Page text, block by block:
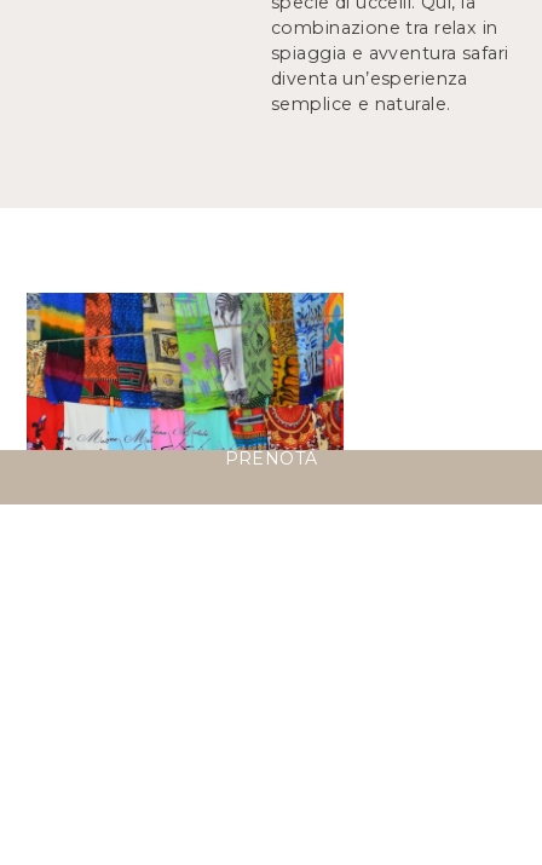
combinazione tra relax in
spiaggia e avventura safari
diventa un’esperienza
semplice e naturale.
PRENOTA